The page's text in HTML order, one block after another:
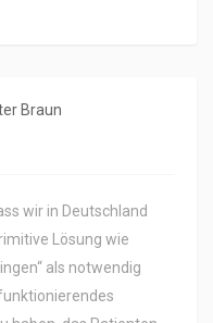
Braun
wir in Deutschland
Lösung wie
als notwendig